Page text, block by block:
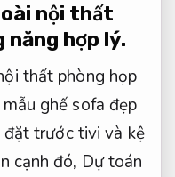
nội thất
năng hợp lý.
thất phòng họp
ghế sofa đẹp
đặt trước tivi và kệ
cạnh đó, Dự toán